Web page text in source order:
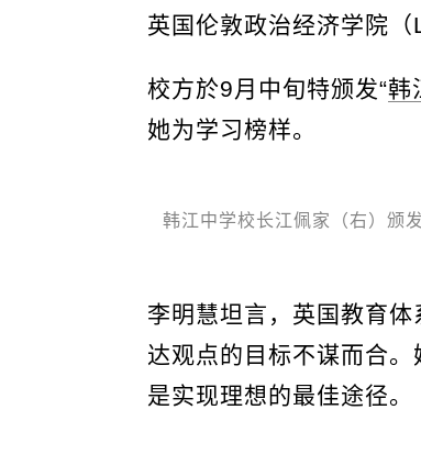
英国伦敦政治经济学院（
校方於9月中旬特颁发“韩
她为学习榜样。
韩江中学校长江佩家（右）颁
李明慧坦言，英国教育
达观点的目标不谋而合
是实现理想的最佳途径。